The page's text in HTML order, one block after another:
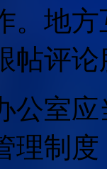
。地
帖评
公室
理制